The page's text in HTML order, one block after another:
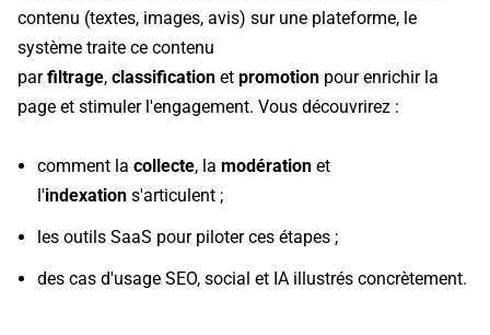
contenu (textes, images, avis) sur une plateforme, le
système traite ce contenu
par filtrage, classification et promotion pour enrichir la
page et stimuler l'engagement. Vous découvrirez :
comment la collecte, la modération et
l'indexation s'articulent ;
les outils SaaS pour piloter ces étapes ;
des cas d'usage SEO, social et IA illustrés concrètement.